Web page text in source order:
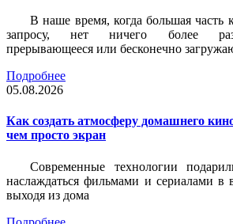
В наше время, когда большая часть
запросу, нет ничего более
прерывающееся или бесконечно
Подробнее
05.08.2026
Как создать атмосферу домашнего
чем просто экран
Современные технологии
наслаждаться фильмами и сериалами в
выходя из дома